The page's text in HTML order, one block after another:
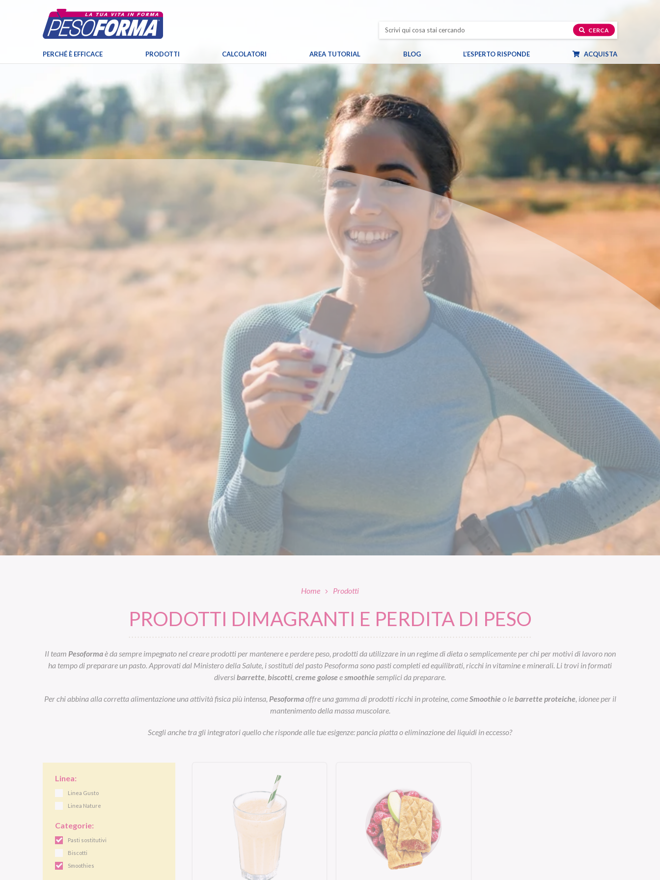
CERCA
PERCHÉ È EFFICACE PRODOTTI CALCOLATORI AREA TUTORIAL BLOG L’ESPERTO RISPONDE ACQUISTA
Home Prodotti
PRODOTTI DIMAGRANTI E PERDITA DI PESO
Il team Pesoformaè da sempre impegnato nel creare prodotti per mantenere e perdere peso, prodotti da utilizzare in un regime di dieta o semplicemente per chi per motivi di lavoro non
ha tempo di preparare un pasto. Approvati dal Ministero della Salute, i sostituti del pasto Pesoforma sono pasti completi ed equilibrati, ricchi in vitamine e minerali. Li trovi in formati
diversi barrette biscotti creme golose e smoothie semplici da preparare.
Per chi abbina alla corretta alimentazione una attività fisica più intensa, Pesoformaoffre una gamma di prodotti ricchi in proteine, come Smoothie o le barrette proteiche , idonee per il
mantenimento della massa muscolare.
Scegli anche tra gli integratori quello che risponde alle tue esigenze: pancia piatta o eliminazione dei liquidi in eccesso?
Linea:
Linea Gusto
Linea Nature
Categorie:
Pasti sostitutivi
Biscotti
Smoothies